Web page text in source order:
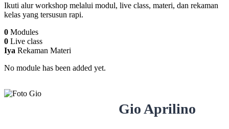
Ikuti alur workshop melalui modul, live class, materi, dan rekaman
kelas yang tersusun rapi.
0 Modules
0 Live class
Iya Rekaman Materi
No module has been added yet.
Gio Aprilino